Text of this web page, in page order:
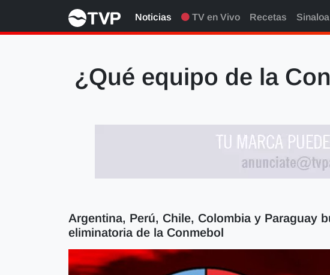
Noticias TV en Vivo Recetas Sinaloa
¿Qué equipo de la
Argentina, Perú, Chile, Colombia y Paraguay
eliminatoria de la Conmebol